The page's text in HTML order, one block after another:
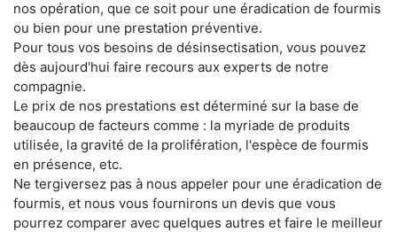
nos opération, que ce soit pour une éradication de fourmis
ou bien pour une prestation préventive.
Pour tous vos besoins de désinsectisation, vous pouvez
dès aujourd'hui faire recours aux experts de notre
compagnie.
Le prix de nos prestations est déterminé sur la base de
beaucoup de facteurs comme : la myriade de produits
utilisée, la gravité de la prolifération, l'espèce de fourmis
en présence, etc.
Ne tergiversez pas à nous appeler pour une éradication de
fourmis, et nous vous fournirons un devis que vous
pourrez comparer avec quelques autres et faire le meilleur